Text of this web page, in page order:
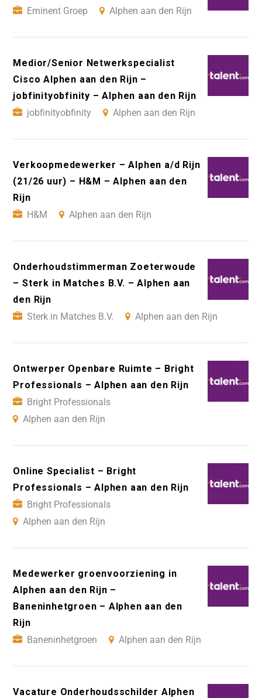
Eminent Groep
Alphen aan den Rijn
Medior/Senior Netwerkspecialist
Cisco Alphen aan den Rijn –
jobfinityobfinity – Alphen aan den Rijn
jobfinityobfinity
Alphen aan den Rijn
Verkoopmedewerker – Alphen a/d Rijn
(21/26 uur) – H&M – Alphen aan den
Rijn
H&M
Alphen aan den Rijn
Onderhoudstimmerman Zoeterwoude
– Sterk in Matches B.V. – Alphen aan
den Rijn
Sterk in Matches B.V.
Alphen aan den Rijn
Ontwerper Openbare Ruimte – Bright
Professionals – Alphen aan den Rijn
Bright Professionals
Alphen aan den Rijn
Online Specialist – Bright
Professionals – Alphen aan den Rijn
Bright Professionals
Alphen aan den Rijn
Medewerker groenvoorziening in
Alphen aan den Rijn –
Baneninhetgroen – Alphen aan den
Rijn
Baneninhetgroen
Alphen aan den Rijn
Vacature Onderhoudsschilder Alphen